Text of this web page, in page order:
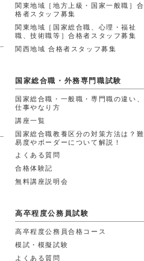
関東地域［地方上級・国家一般職］合
格者スタッフ募集
関東地域［国家総合職、心理・福祉
職、技術職等］合格者スタッフ募集
関西地域 合格者スタッフ募集
国家総合職・外務専門職試験
国家総合職・一般職・専門職の違い、
仕事やなり方
講座一覧
国家総合職教養区分の対策方法は？難
易度やボーダーについて解説！
よくある質問
合格体験記
無料講座説明会
高卒程度公務員試験
高卒程度公務員合格コース
模試・模擬試験
よくある質問